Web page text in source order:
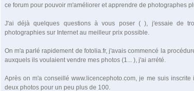
ce forum pour pouvoir m'améliorer et apprendre de photographes
J'ai déjà quelques questions à vous poser ( ), j'essaie de
photographies sur Internet au meilleur prix possible.
On m'a parlé rapidement de fotolia.fr, j'avais commencé la
auxquels ils voulaient vendre mes photos (1... ), j'ai arrété.
Après on m'a conseillé www.licencephoto.com, je me suis
deux photos pour un peu plus de 100.